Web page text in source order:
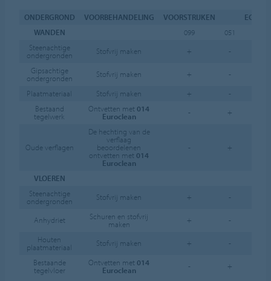
ONDERGROND VOORBEHANDELING VOORSTRIJKEN
WANDEN
099 051
Steenachtige
ondergronden
Stofvrij maken + -
Gipsachtige
ondergronden
Stofvrij maken + -
Plaatmateriaal
Stofvrij maken + -
Bestaand
tegelwerk
Ontvetten met 014
Euroclean
- +
Oude verflagen
De hechting van de
verflaag
beoordelenen
ontvetten met 014
Euroclean
- +
VLOEREN
Steenachtige
ondergronden
Stofvrij maken + -
Anhydriet
Schuren en stofvrij
maken
+ -
Houten
plaatmateriaal
Stofvrij maken + -
Bestaande
tegelvloer
Ontvetten met 014
Euroclean
- +